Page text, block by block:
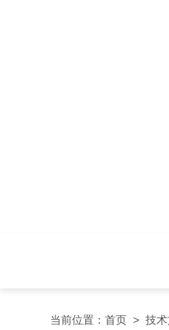
当前位置： 首页 > 技